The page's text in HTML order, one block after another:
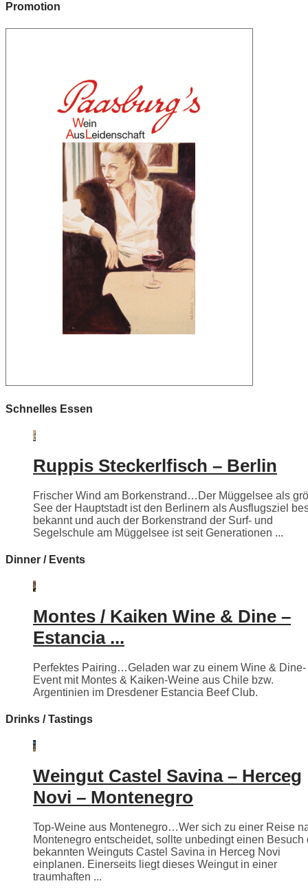
Promotion
Schnelles Essen
Ruppis Steckerlfisch – Berlin
Frischer Wind am Borkenstrand…Der Müggelsee als
See der Hauptstadt ist den Berlinern als Ausflugsziel
bekannt und auch der Borkenstrand der Surf- und
Segelschule am Müggelsee ist seit Generationen ...
Dinner / Events
Montes / Kaiken Wine & Dine –
Estancia ...
Perfektes Pairing…Geladen war zu einem Wine & Dine-
Event mit Montes & Kaiken-Weine aus Chile bzw.
Argentinien im Dresdener Estancia Beef Club.
Drinks / Tastings
Weingut Castel Savina – Herceg
Novi – Montenegro
Top-Weine aus Montenegro…Wer sich zu einer Reise
Montenegro entscheidet, sollte unbedingt einen Besuch
bekannten Weinguts Castel Savina in Herceg Novi
einplanen. Einerseits liegt dieses Weingut in einer
traumhaften ...